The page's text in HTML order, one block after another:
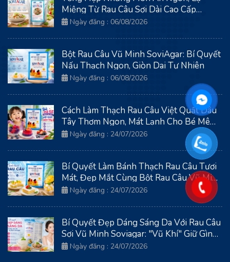
Miệng Từ Rau Câu Sợi Dài Cao Cấp
SoviAgar
Ngày đăng : 06/08/2026
Bột Rau Câu Vũ Minh SoviAgar: Bí Quyết
Nấu Thạch Ngon, Giòn Dai Tự Nhiên
Ngày đăng : 06/08/2026
Cách Làm Thạch Rau Câu Việt Quất Dâu
Tây Thơm Ngon, Mát Lạnh Cho Bé Mê
TítNgày đăng : 24/07/2026
Bí Quyết Làm Bánh Thạch Rau Câu Tươi
Mát, Đẹp Mắt Cùng Bột Rau Câu Vũ Minh
Soviagar
Ngày đăng : 24/07/2026
Bí Quyết Đẹp Dáng Sáng Da Với Rau Câu
Sợi Vũ Minh Soviagar: "Vũ Khí" Giữ Gìn
Thanh Xuân Từ Biển Cả
Ngày đăng : 24/07/2026